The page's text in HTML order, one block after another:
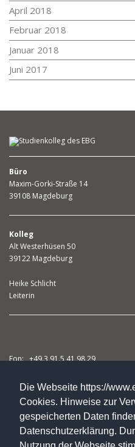
Die Webseite https://
Cookies. Hinweise zur
gespeicherten Daten
Datenschutzerklärung.
April 2018
Februar 2018
Januar 2018
Juni 2017
Büro
Maxim-Gorki-Straße 14
39108 Magdeburg
Kolleg
Alt Westerhüsen 50
39122 Magdeburg
Heike Schlicht
Leiterin
Fon: +49.3 91.5 41 98 29